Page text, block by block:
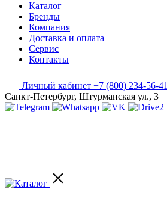
Каталог
Бренды
Компания
Доставка и оплата
Сервис
Контакты
Личный кабинет +7 (800) 234-56-41
Санкт-Петербург, Штурманская ул., 3